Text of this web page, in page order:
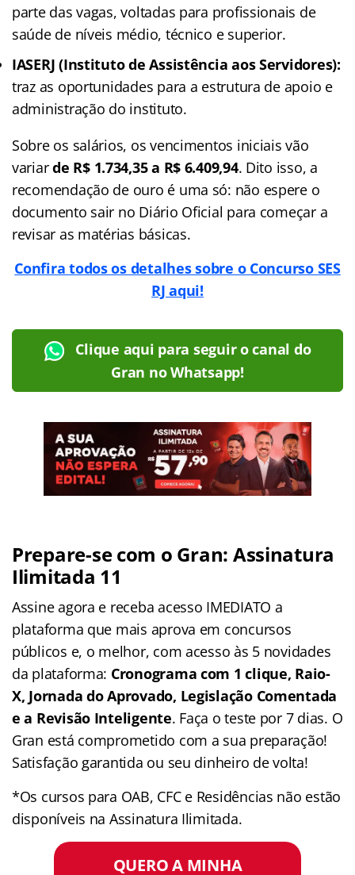
parte das vagas, voltadas para profissionais de
saúde de níveis médio, técnico e superior.
IASERJ (Instituto de Assistência aos Servidores):
traz as oportunidades para a estrutura de apoio e
administração do instituto.
Sobre os salários, os vencimentos iniciais vão
variarde R$ 1.734,35 a R$ 6.409,94. Dito isso, a
recomendação de ouro é uma só: não espere o
documento sair no Diário Oficial para começar a
revisar as matérias básicas.
Confira todos os detalhes sobre o Concurso SES
RJ aqui!
Clique aqui para seguir o canal do
Gran no Whatsapp!
Prepare-se com o Gran: Assinatura
Ilimitada 11
Assine agora e receba acesso IMEDIATO a
plataforma que mais aprova em concursos
públicos e, o melhor, com acesso às 5 novidades
da plataforma: Cronograma com 1 clique, Raio-
X, Jornada do Aprovado, Legislação Comentada
e a Revisão Inteligente. Faça o teste por 7 dias. O
Gran está comprometido com a sua preparação!
Satisfação garantida ou seu dinheiro de volta!
*Os cursos para OAB, CFC e Residências não estão
disponíveis na Assinatura Ilimitada.
QUERO A MINHA